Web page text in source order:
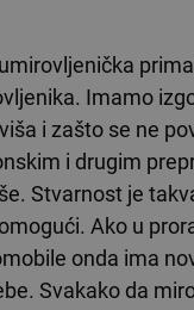
Imamo
i zašto se ne
i drugim
Stvarnost je
Ako u
onda ima
Svakako da